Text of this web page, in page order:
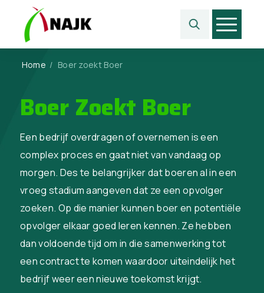
Home / Boer zoekt Boer
Boer Zoekt Boer
Een bedrijf overdragen of overnemen is een
complex proces en gaat niet van vandaag op
morgen. Des te belangrijker dat boeren al in een
vroeg stadium aangeven dat ze een opvolger
zoeken. Op die manier kunnen boer en potentiële
opvolger elkaar goed leren kennen. Ze hebben
dan voldoende tijd om in die samenwerking tot
een contract te komen waardoor uiteindelijk het
bedrijf weer een nieuwe toekomst krijgt.